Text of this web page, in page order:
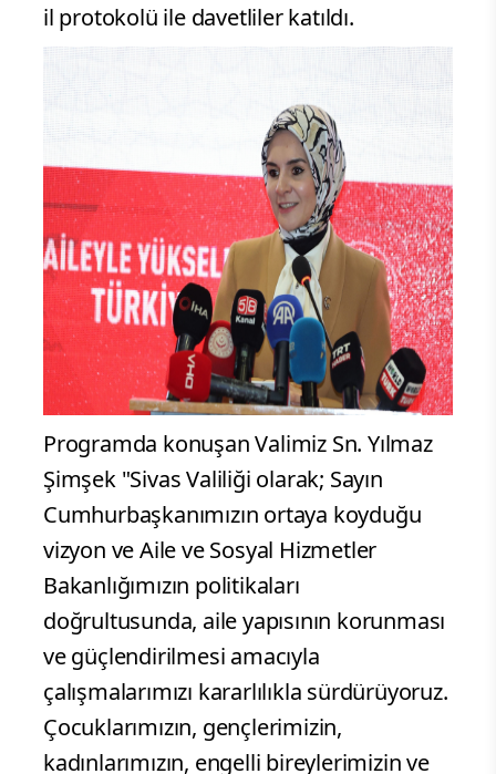
il protokolü ile davetliler katıldı.
Programda konuşan Valimiz Sn. Yılmaz
Şimşek "Sivas Valiliği olarak; Sayın
Cumhurbaşkanımızın ortaya koyduğu
vizyon ve Aile ve Sosyal Hizmetler
Bakanlığımızın politikaları
doğrultusunda, aile yapısının korunması
ve güçlendirilmesi amacıyla
çalışmalarımızı kararlılıkla sürdürüyoruz.
Çocuklarımızın, gençlerimizin,
kadınlarımızın, engelli bireylerimizin ve